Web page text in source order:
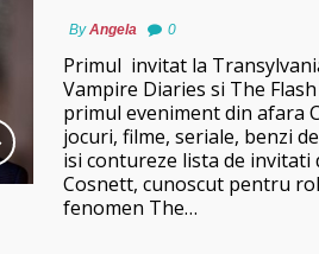
ByAngela 0
Primul invitat la
Vampire Diaries si The
primul eveniment din afara
jocuri, filme, seriale, benzi
isi contureze lista de invitati
Cosnett, cunoscut pentru
fenomen The…